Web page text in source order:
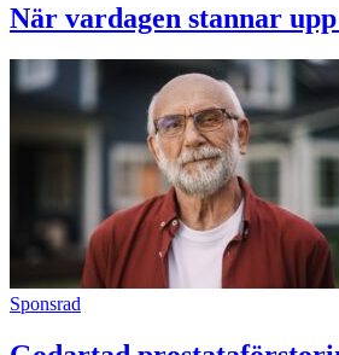
När vardagen stannar
Sponsrad